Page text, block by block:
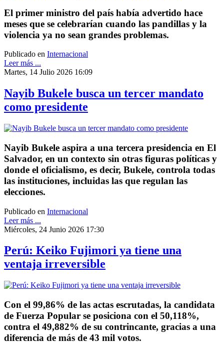
El primer ministro del país había advertido hace
meses que se celebrarían cuando las pandillas y la
violencia ya no sean grandes problemas.
Publicado en Internacional
Leer más ...
Martes, 14 Julio 2026 16:09
Nayib Bukele busca un tercer mandato
como presidente
Nayib Bukele aspira a una tercera presidencia en El
Salvador, en un contexto sin otras figuras políticas y
donde el oficialismo, es decir, Bukele, controla todas
las instituciones, incluidas las que regulan las
elecciones.
Publicado en Internacional
Leer más ...
Miércoles, 24 Junio 2026 17:30
Perú: Keiko Fujimori ya tiene una
ventaja irreversible
Con el 99,86% de las actas escrutadas, la candidata
de Fuerza Popular se posiciona con el 50,118%,
contra el 49,882% de su contrincante, gracias a una
diferencia de más de 43 mil votos.